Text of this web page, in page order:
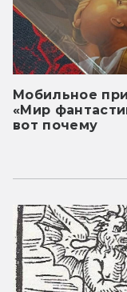
Мобильное
«Мир
вот почему